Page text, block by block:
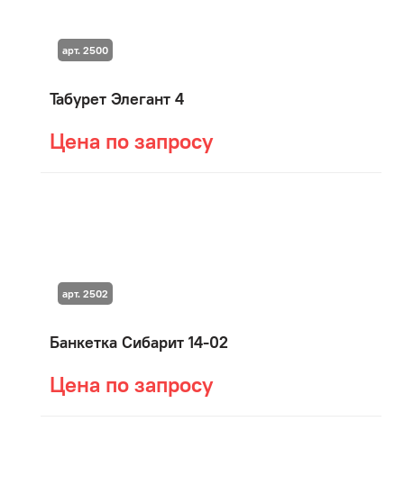
Табурет Элегант 4
Цена по запросу
арт. 2500
Банкетка Сибарит 14-02
Цена по запросу
арт. 2502